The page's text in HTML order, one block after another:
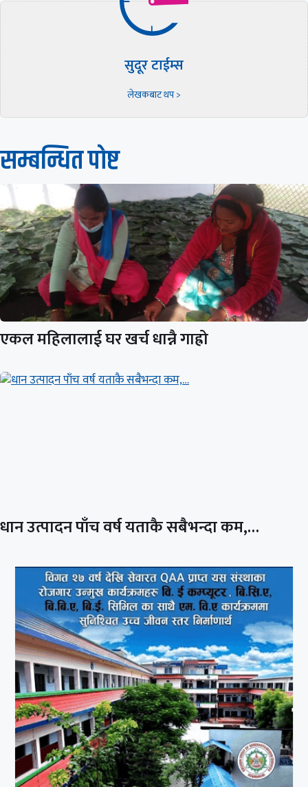
सुदूर टाईम्स
लेखकबाट थप >
सम्बन्धित पाेष्ट
एकल महिलालाई घर खर्च धान्नै गाह्रो
धान उत्पादन पाँच वर्ष यताकै सबैभन्दा कम,…